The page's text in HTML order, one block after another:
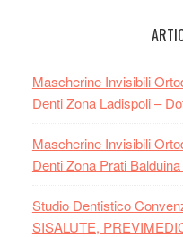
Mascherine Invisibili
Denti Zona Ladispoli –
Mascherine Invisibili
Denti Zona Prati
Studio Dentistico
SISALUTE,